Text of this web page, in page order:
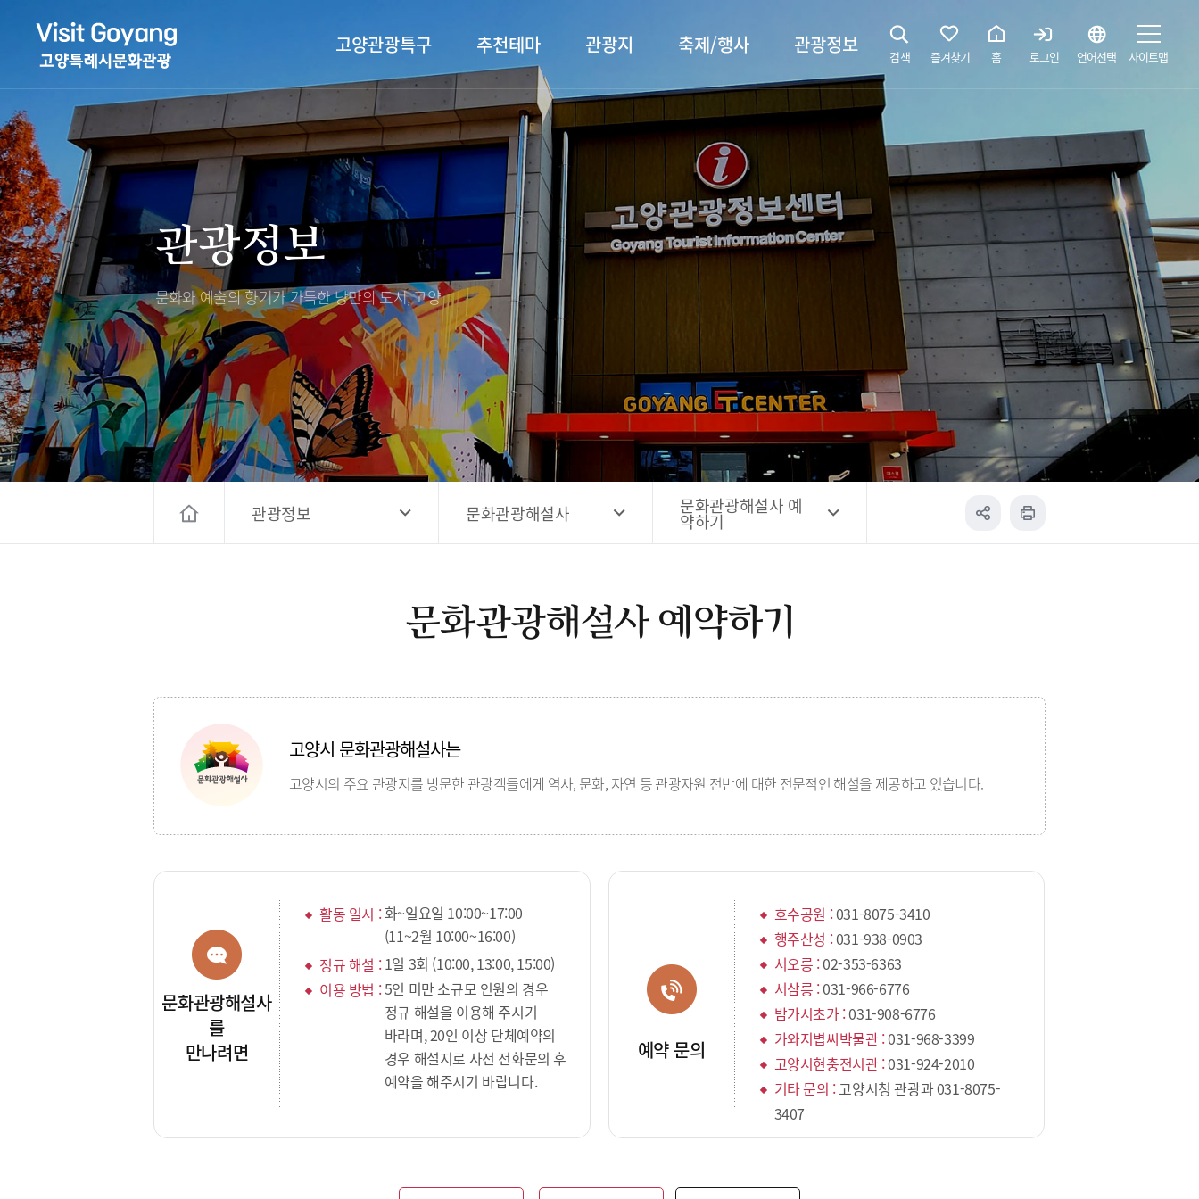
고양관광특구 추천테마
관광특화거리
TV속 고양 나들이
야경 나들이
자전거 나들이
도보관광 나들이
DMZ평화의길
행주산성
서오릉/서삼릉
전시관/박물관
장항습지
누리길
벚꽃명소
고양시 예술창작공간 해움
고양시 예술창작공간 새들
관광지 축제/행사
대표축제
축제/행사
행사소개
프로그램 안내
사전신청
자주 묻는 질문
관광정보
고양관광정보센터 소개
층별안내
편의시설
오시는길
대표먹거리
전통시장
템플스테이
숙박 정보
쇼핑 정보
문화관광해설사 예약하기
해설사 공간
고양시관광협의회
고양컨벤션뷰로
경기관광
대한민국 구석구석
공지사항
홍보영상
전자관광지도 다도라
관광안내홍보물
검색 즐겨찾기 홈 로그인 언어선택 사이트맵
관광정보
문화와 예술의 향기가 가득한낭만의 도시, 고양
관광정보 문화관광해설사 문화관광해설사 예
약하기
문화관광해설사 예약하기
고양시 문화관광해설사는
고양시의 주요 관광지를 방문한 관광객들에게 역사, 문화, 자연 등 관광자원 전반에 대한 전문적인 해설을 제공하고 있습니다.
문화관광해설사
를
만나려면
활동 일시 :화~일요일 10:00~17:00
(11~2월 10:00~16:00)
정규 해설 :1일 3회 (10:00, 13:00, 15:00)
이용 방법 :5인 미만 소규모 인원의 경우
정규 해설을 이용해 주시기
바라며, 20인 이상 단체예약의
경우 해설지로 사전 전화문의 후
예약을 해주시기 바랍니다.
예약 문의
호수공원 :031-8075-3410
행주산성 :031-938-0903
서오릉 :02-353-6363
서삼릉 :031-966-6776
밤가시초가 :031-908-6776
가와지볍씨박물관 :031-968-3399
고양시현충전시관 :031-924-2010
기타 문의 :고양시청 관광과 031-8075-
3407